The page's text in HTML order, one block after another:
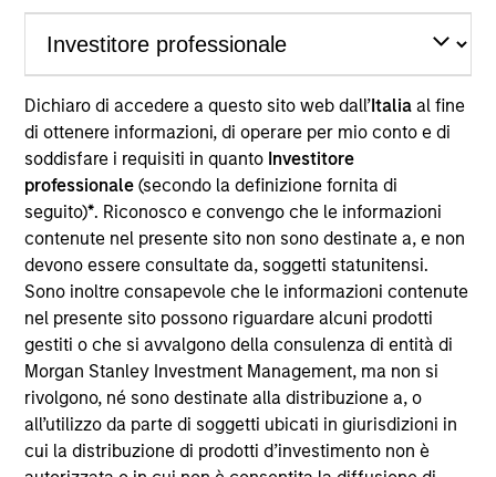
Dichiaro di accedere a questo sito web dall’Italia al fine
di ottenere informazioni, di operare per mio conto e di
soddisfare i requisiti in quanto Investitore
professionale(secondo la definizione fornita di
seguito)*. Riconosco e convengo che le informazioni
contenute nel presente sito non sono destinate a, e non
devono essere consultate da, soggetti statunitensi.
Sono inoltre consapevole che le informazioni contenute
nel presente sito possono riguardare alcuni prodotti
gestiti o che si avvalgono della consulenza di entità di
Morgan Stanley Investment Management, ma non si
rivolgono, né sono destinate alla distribuzione a, o
all’utilizzo da parte di soggetti ubicati in giurisdizioni in
cui la distribuzione di prodotti d’investimento non è
*Devise de référence du fonds
Il presente materiale contiene informazioni relative ai
Comparti di Morgan Stanley Investment Funds, una
società di investimento a capitale variabile di diritto
lussemburghese. (la “Società”) è registrata nel
Granducato di Lussemburgo come organismo
d’investimento collettivo ai sensi della Parte 1 della Legge
del 17 dicembre 2010 e successive modifiche. La Società è
un organismo d’investimento collettivo in valori mobiliari
(“OICVM”).
Prima dell’adesione ai comparti, le richieste di
partecipazione non devono essere presentate senza aver
consultato l’ultima versione del Prospetto Informativo, del
documento contenente informazioni chiave (“KID”) o del
documento contenente informazioni chiave per gli
investitori (“KIID”), della relazione annuale e della
relazione semestrale (“Documenti di offerta”) o altri
documenti disponibili sul sito